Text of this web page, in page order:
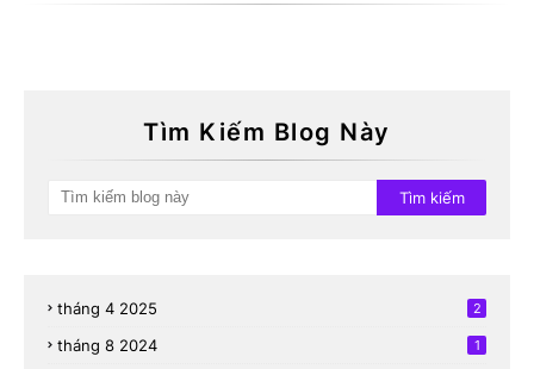
Tìm Kiếm Blog Này
tháng 4 2025 2
tháng 8 2024 1